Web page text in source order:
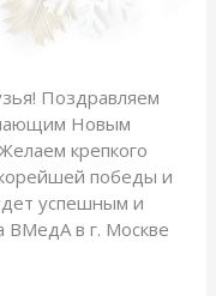
Поздравляем
Новым
крепкого
победы и
успешным и
ВМедА в г. Москве